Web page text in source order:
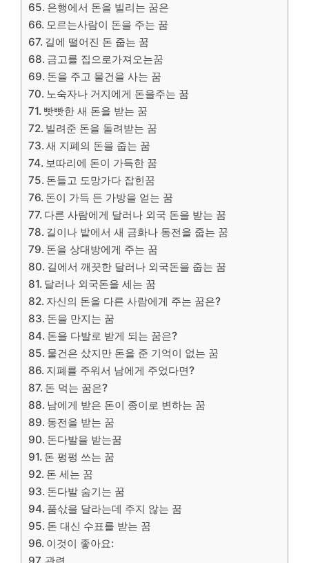
은행에서 돈을 빌리는 꿈은
모르는사람이 돈을 주는 꿈
길에 떨어진 돈 줍는 꿈
금고를 집으로가져오는꿈
돈을 주고 물건을 사는 꿈
노숙자나 거지에게 돈을주는 꿈
빳빳한 새 돈을 받는 꿈
빌려준 돈을 돌려받는 꿈
새 지폐의 돈을 줍는 꿈
보따리에 돈이 가득한 꿈
돈들고 도망가다 잡힌꿈
돈이 가득 든 가방을 얻는 꿈
다른 사람에게 달러나 외국 돈을 받는 꿈
길이나 밭에서 새 금화나 동전을 줍는 꿈
돈을 상대방에게 주는 꿈
길에서 깨끗한 달러나 외국돈을 줍는 꿈
달러나 외국돈을 세는 꿈
자신의 돈을 다른 사람에게 주는 꿈은?
돈을 만지는 꿈
돈을 다발로 받게 되는 꿈은?
​물건은 샀지만 돈을 준 기억이 없는 꿈
지폐를 주워서 남에게 주었다면?
돈 먹는 꿈은?
남에게 받은 돈이 종이로 변하는 꿈
동전을 받는 꿈
돈다발을 받는꿈
돈 펑펑 쓰는 꿈
돈 세는 꿈
돈다발 숨기는 꿈
​품삯을 달라는데 주지 않는 꿈
​돈 대신 수표를 받는 꿈
이것이 좋아요: